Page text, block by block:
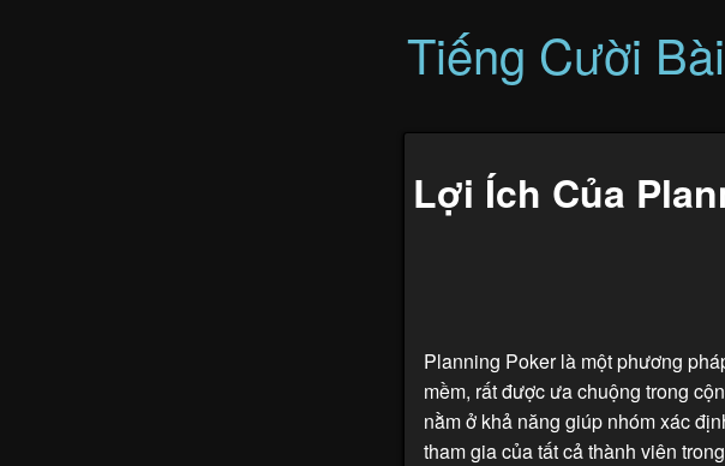
Tiếng Cười Bài
Lợi Ích Của
Planning Poker là một phương
mềm, rất được ưa chuộng trong
nằm ở khả năng giúp nhóm xác
tham gia của tất cả thành viên